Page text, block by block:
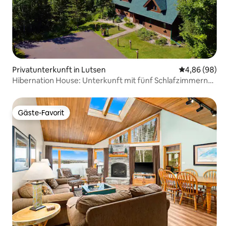
Privatunterkunft in Lutsen
4,86 (98)
Hibernation House: Unterkunft mit fünf Schlafzimmern
Gäste-Favorit
Gäste-Favorit